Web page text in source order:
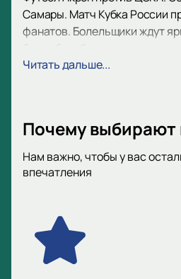
Самары. Матч Кубка России
фанатов. Болельщики ждут
улица Демократическая, дом
много зрителей.
Команды на поле
победить дома. ЦСКА
РПЛ.
Читать дальше...
Почему выбирают
Нам важно, чтобы у вас
впечатления